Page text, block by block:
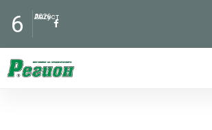
6 Август
2026